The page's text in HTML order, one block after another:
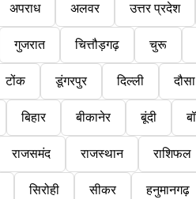
अपराध अलवर उत्तर प्रदेश
गुजरात चित्तौड़गढ़ चुरू
टोंक डूंगरपुर दिल्ली दौसा
बिहार बीकानेर बूंदी
राजसमंद राजस्थान राशिफल
सिरोही सीकर हनुमानगढ़